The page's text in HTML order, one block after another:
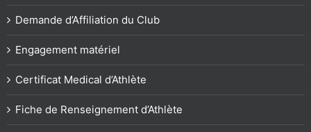
Demande d’Affiliation du Club
Engagement matériel
Certificat Medical d’Athlète
Fiche de Renseignement d’Athlète